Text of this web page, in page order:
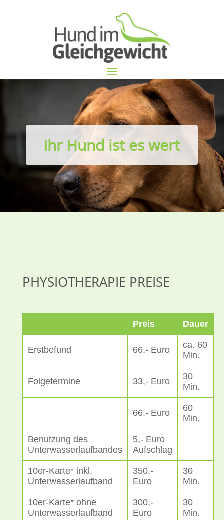
Ihr Hund ist es wert
PHYSIOTHERAPIE PREISE
Preis Dauer
Erstbefund 66,- Euro
ca. 60
Min.
Folgetermine 33,- Euro
30
Min.
66,- Euro
60
Min.
Benutzung des
Unterwasserlaufbandes
5,- Euro
Aufschlag
10er-Karte* inkl.
Unterwasserlaufband
350,-
Euro
30
Min.
10er-Karte* ohne
Unterwasserlaufband
300,-
Euro
30
Min.